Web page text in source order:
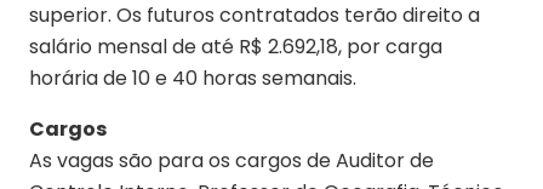
superior. Os futuros contratados terão direito a
salário mensal de até R$ 2.692,18, por carga
horária de 10 e 40 horas semanais.
Cargos
As vagas são para os cargos de Auditor de